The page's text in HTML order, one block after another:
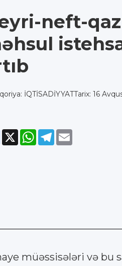
neft-
İQTİSADİYYATTarix: 16
Facebook
X WhatsApp
Telegram
müəssisələri və bu